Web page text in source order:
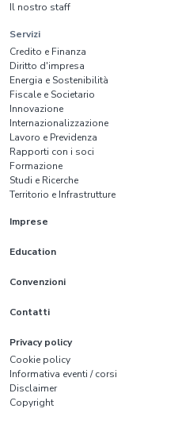
Il nostro staff
Servizi
Credito e Finanza
Diritto d'impresa
Energia e Sostenibilità
Fiscale e Societario
Innovazione
Internazionalizzazione
Lavoro e Previdenza
Rapporti con i soci
Formazione
Studi e Ricerche
Territorio e Infrastrutture
Imprese
Education
Convenzioni
Contatti
Privacy policy
Cookie policy
Informativa eventi / corsi
Disclaimer
Copyright